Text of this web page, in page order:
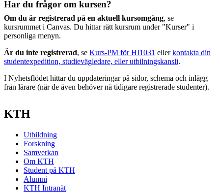
Har du frågor om kursen?
Om du är registrerad på en aktuell kursomgång, se
kursrummet i Canvas. Du hittar rätt kursrum under "Kurser" i
personliga menyn.
Är du inte registrerad, se Kurs-PM för HI1031 ellerkontakta din
studentexpedition, studievägledare, eller utbilningskansli.
I Nyhetsflödet hittar du uppdateringar på sidor, schema och inlägg
från lärare (när de även behöver nå tidigare registrerade studenter).
KTH
Utbildning
Forskning
Samverkan
Om KTH
Student på KTH
Alumni
KTH Intranät